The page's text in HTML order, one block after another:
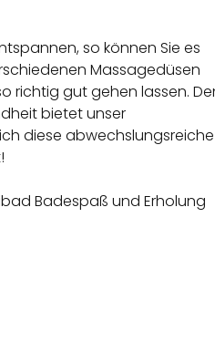
so können Sie es
Massagedüsen
richtig gut gehen lassen.
bietet unser
diese abwechslungsreiche
Badespaß und Erholung